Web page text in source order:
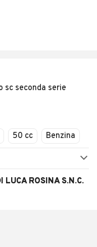
sc seconda serie
50 cc Benzina
LUCA ROSINA S.N.C.